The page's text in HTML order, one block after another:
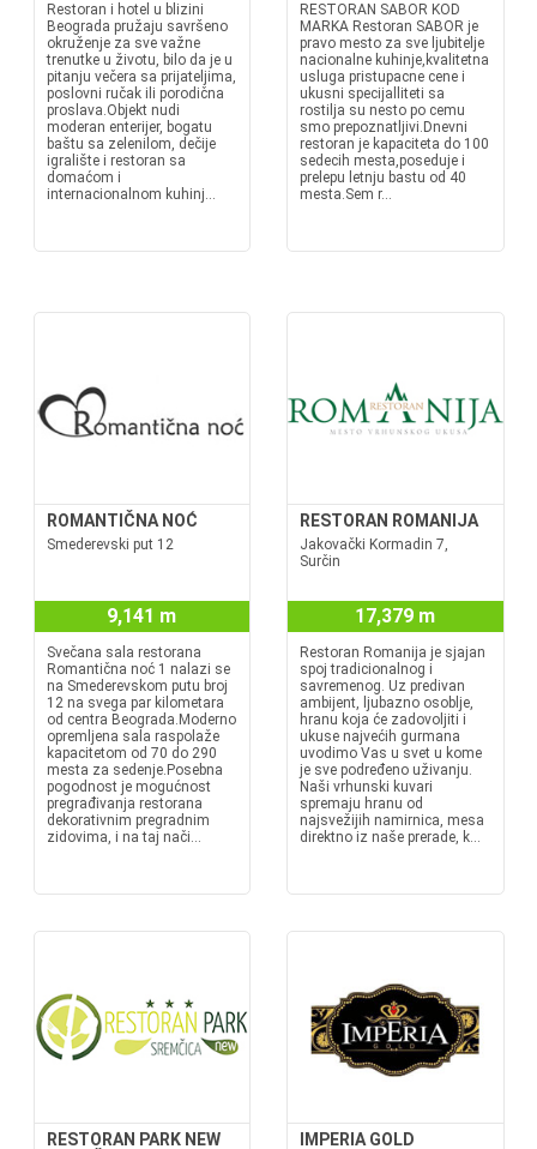
Restoran i hotel u blizini
Beograda pružaju savršeno
okruženje za sve važne
trenutke u životu, bilo da je u
pitanju večera sa prijateljima,
poslovni ručak ili porodična
proslava.Objekt nudi
moderan enterijer, bogatu
baštu sa zelenilom, dečije
igralište i restoran sa
domaćom i
internacionalnom kuhinj...
RESTORAN SABOR KOD
MARKA Restoran SABOR je
pravo mesto za sve ljubitelje
nacionalne kuhinje,kvalitetna
usluga pristupacne cene i
ukusni specijalliteti sa
rostilja su nesto po cemu
smo prepoznatljivi.Dnevni
restoran je kapaciteta do 100
sedecih mesta,poseduje i
prelepu letnju bastu od 40
mesta.Sem r...
ROMANTIČNA NOĆ
Smederevski put 12
9,141 m
Svečana sala restorana
Romantična noć 1 nalazi se
na Smederevskom putu broj
12 na svega par kilometara
od centra Beograda.Moderno
opremljena sala raspolaže
kapacitetom od 70 do 290
mesta za sedenje.Posebna
pogodnost je mogućnost
pregrađivanja restorana
dekorativnim pregradnim
zidovima, i na taj nači...
RESTORAN ROMANIJA
Jakovački Kormadin 7,
Surčin
17,379 m
Restoran Romanija je sjajan
spoj tradicionalnog i
savremenog. Uz predivan
ambijent, ljubazno osoblje,
hranu koja će zadovoljiti i
ukuse najvećih gurmana
uvodimo Vas u svet u kome
je sve podređeno uživanju.
Naši vrhunski kuvari
spremaju hranu od
najsvežijih namirnica, mesa
direktno iz naše prerade, k...
RESTORAN PARK NEW IMPERIA GOLD